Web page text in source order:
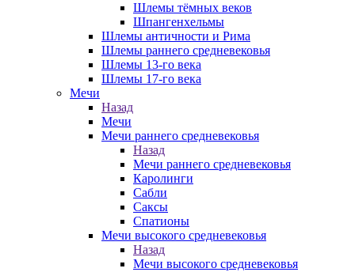
Шлемы тёмных веков
Шпангенхельмы
Шлемы античности и Рима
Шлемы раннего средневековья
Шлемы 13-го века
Шлемы 17-го века
Мечи
Назад
Мечи
Мечи раннего средневековья
Назад
Мечи раннего средневековья
Каролинги
Сабли
Саксы
Спатионы
Мечи высокого средневековья
Назад
Мечи высокого средневековья